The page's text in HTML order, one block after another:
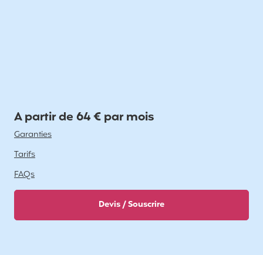
A partir de 64 € par mois
Garanties
Tarifs
FAQs
Devis / Souscrire